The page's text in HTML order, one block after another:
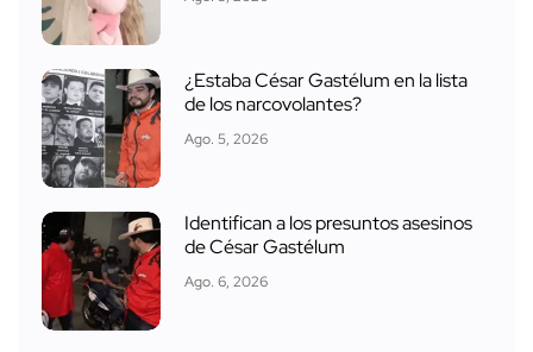
¿Estaba César Gastélum en la lista
de los narcovolantes?
Ago. 5, 2026
Identifican a los presuntos asesinos
de César Gastélum
Ago. 6, 2026